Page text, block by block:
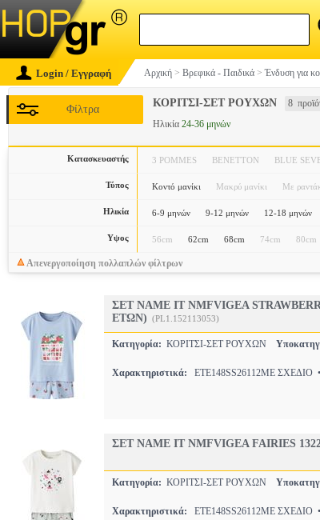
Login / Εγγραφή Αρχική > Βρεφικά - Παιδικά >Ένδυση για
ΚΟΡΙΤΣΙ-ΣΕΤ ΡΟΥΧΩΝ 8
Φίλτρα
Ηλικία 24-36 μηνών
Κατασκευαστής 3 POMMES BENETTON BLUE
Τύπος Κοντό μανίκι Μακρύ μανίκι Με
Ηλικία 6-9 μηνών 9-12 μηνών 12-18 μηνών
Υψος 56cm 62cm 68cm 74cm 80cm
Απενεργοποίηση πολλαπλών φίλτρων
ΣΕΤ NAME IT NMFVIGEA
ΕΤΩΝ) (PL1.152113053)
Κατηγορία: ΚΟΡΙΤΣΙ-ΣΕΤ ΡΟΥΧΩΝ
Χαρακτηριστικά: ETE148SS26112ΜΕ
ΣΕΤ NAME IT NMFVIGEA FAIRIES
Κατηγορία: ΚΟΡΙΤΣΙ-ΣΕΤ ΡΟΥΧΩΝ
Χαρακτηριστικά: ETE148SS26112ΜΕ